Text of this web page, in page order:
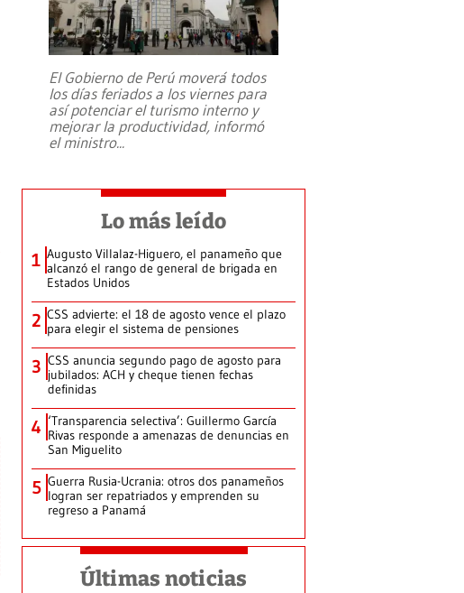
El Gobierno de Perú moverá todos
los días feriados a los viernes para
así potenciar el turismo interno y
mejorar la productividad, informó
el ministro...
Lo más leído
1 Augusto Villalaz-Higuero, el panameño que
alcanzó el rango de general de brigada en
Estados Unidos
2 CSS advierte: el 18 de agosto vence el plazo
para elegir el sistema de pensiones
3 CSS anuncia segundo pago de agosto para
jubilados: ACH y cheque tienen fechas
definidas
4 ‘Transparencia selectiva’: Guillermo García
Rivas responde a amenazas de denuncias en
San Miguelito
5 Guerra Rusia-Ucrania: otros dos panameños
logran ser repatriados y emprenden su
regreso a Panamá
Últimas noticias